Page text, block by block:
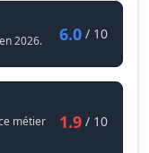
Ramoneuse
2026. 6.0 / 10
métier
1.9 / 10